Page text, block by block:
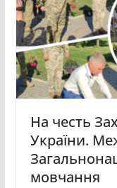
На честь
України.
мовчання